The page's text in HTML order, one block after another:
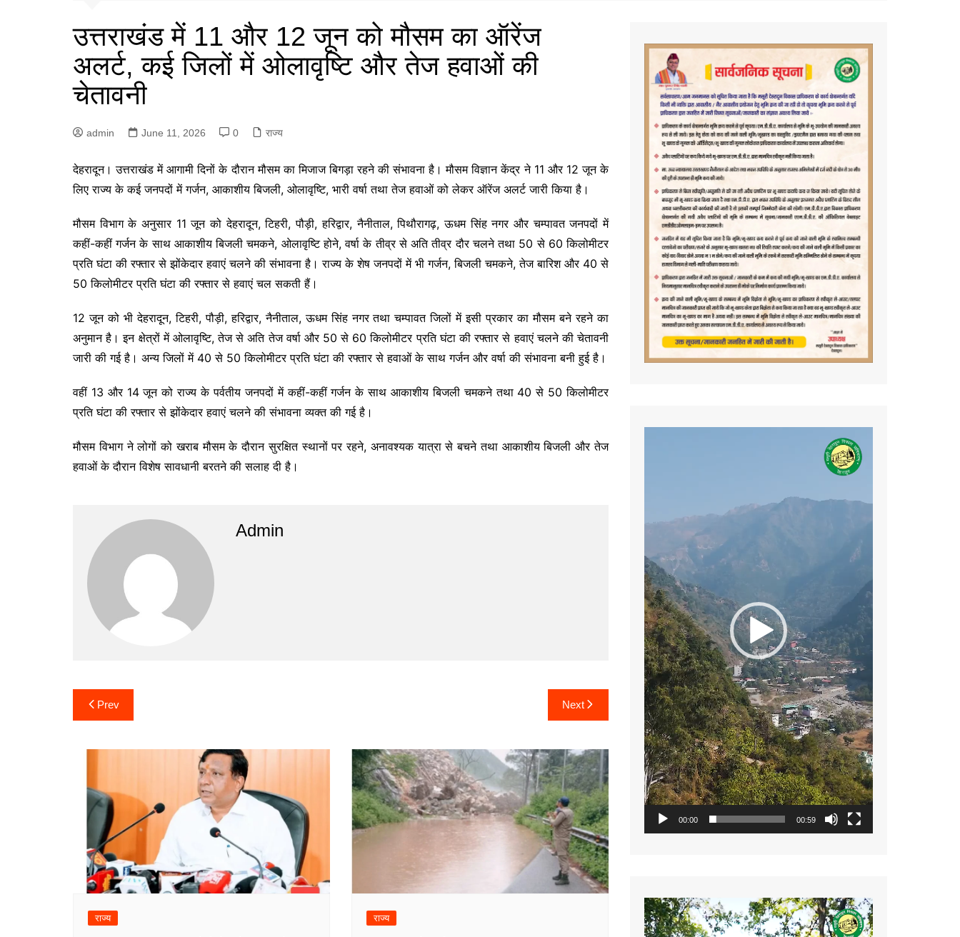
उत्तराखंड में 11 और 12 जून को मौसम का ऑरेंज
अलर्ट, कई जिलों में ओलावृष्टि और तेज हवाओं की
चेतावनी
admin June 11, 2026 0 राज्य
देहरादून। उत्तराखंड में आगामी दिनों के दौरान मौसम का मिजाज बिगड़ा रहने की संभावना है। मौसम विज्ञान केंद्र ने 11 और 12 जून के
लिए राज्य के कई जनपदों में गर्जन, आकाशीय बिजली, ओलावृष्टि, भारी वर्षा तथा तेज हवाओं को लेकर ऑरेंज अलर्ट जारी किया है।
मौसम विभाग के अनुसार 11 जून को देहरादून, टिहरी, पौड़ी, हरिद्वार, नैनीताल, पिथौरागढ़, ऊधम सिंह नगर और चम्पावत जनपदों में
कहीं-कहीं गर्जन के साथ आकाशीय बिजली चमकने, ओलावृष्टि होने, वर्षा के तीव्र से अति तीव्र दौर चलने तथा 50 से 60 किलोमीटर
प्रति घंटा की रफ्तार से झोंकेदार हवाएं चलने की संभावना है। राज्य के शेष जनपदों में भी गर्जन, बिजली चमकने, तेज बारिश और 40 से
50 किलोमीटर प्रति घंटा की रफ्तार से हवाएं चल सकती हैं।
12 जून को भी देहरादून, टिहरी, पौड़ी, हरिद्वार, नैनीताल, ऊधम सिंह नगर तथा चम्पावत जिलों में इसी प्रकार का मौसम बने रहने का
अनुमान है। इन क्षेत्रों में ओलावृष्टि, तेज से अति तेज वर्षा और 50 से 60 किलोमीटर प्रति घंटा की रफ्तार से हवाएं चलने की चेतावनी
जारी की गई है। अन्य जिलों में 40 से 50 किलोमीटर प्रति घंटा की रफ्तार से हवाओं के साथ गर्जन और वर्षा की संभावना बनी हुई है।
वहीं 13 और 14 जून को राज्य के पर्वतीय जनपदों में कहीं-कहीं गर्जन के साथ आकाशीय बिजली चमकने तथा 40 से 50 किलोमीटर
प्रति घंटा की रफ्तार से झोंकेदार हवाएं चलने की संभावना व्यक्त की गई है।
मौसम विभाग ने लोगों को खराब मौसम के दौरान सुरक्षित स्थानों पर रहने, अनावश्यक यात्रा से बचने तथा आकाशीय बिजली और तेज
हवाओं के दौरान विशेष सावधानी बरतने की सलाह दी है।
Admin
Post
navigation
Prev Next
राज्य राज्य
00:00 00:59
Video
Player